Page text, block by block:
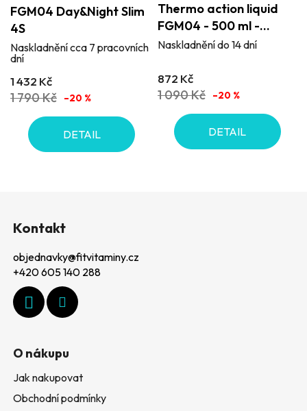
FGM04 Day&Night Slim
4S
Naskladnění cca 7 pracovních
dní
1 432 Kč
1 790 Kč –20 %
DETAIL
hodnocení
produktu
je
z
5
hvězdiček.
Thermo action liquid
FGM04 - 500 ml -
tekutý spalovač tuků
Naskladnění do 14 dní
872 Kč
1 090 Kč –20 %
DETAIL
Kontakt
objednavky@fitvitaminy.cz
+420 605 140 288
O nákupu
Jak nakupovat
Obchodní podmínky